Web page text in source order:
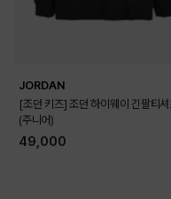
JORDAN
[조던 키즈] 조던 하이웨이 긴팔티셔
(주니어)
49,000